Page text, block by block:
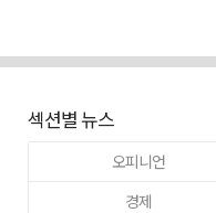
섹션별 뉴스
오피니언
경제